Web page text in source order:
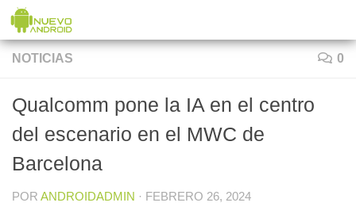
Saltar al contenido
NOTICIAS 0
Qualcomm pone la IA en el centro
del escenario en el MWC de
Barcelona
POR ANDROIDADMIN · FEBRERO 26, 2024